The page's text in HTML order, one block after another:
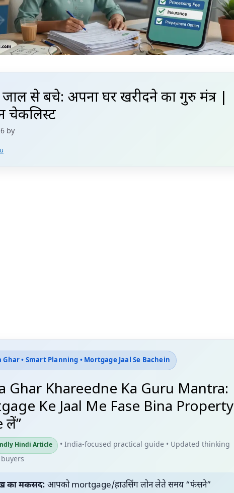
जाल से बचे: अपना घर खरीदने का गुरु मंत्र |
चेकलिस्ट
by
Ghar • Smart Planning • Mortgage Jaal Se Bachein
Ghar Khareedne Ka Guru Mantra:
Ke Jaal Me Fase Bina Property
लें”
Hindi Article • India-focused practical guide • Updated thinking
का मकसद: आपको mortgage/हाउसिंग लोन लेते समय “फंसने”